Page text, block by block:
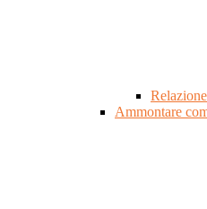
Ammontare